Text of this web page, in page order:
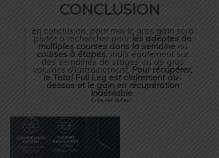
CONCLUSION
En conclusion, pour moi le gros gain sera
plutôt à rechercher pour les adeptes de
multiples courses dans la semaineou
courses à étapes, mais également sur
des semaines de stages ou de gros
volumes d’entrainement. Pour récupérer,
le Total Full Leg est clairement au-
dessus et le gain en récupération
indéniable.
Grille des Tailles